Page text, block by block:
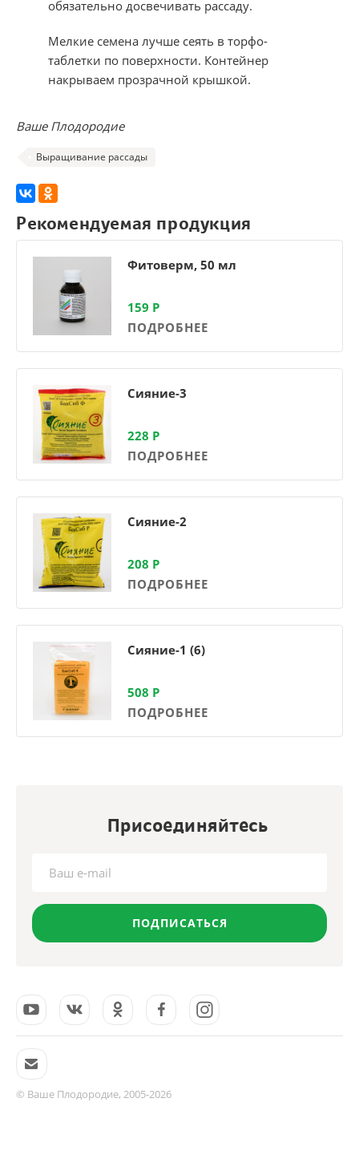
обязательно досвечивать рассаду.
Мелкие семена лучше сеять в торфо-
таблетки по поверхности. Контейнер
накрываем прозрачной крышкой.
Ваше Плодородие
Выращивание рассады
Рекомендуемая продукция
Фитоверм, 50 мл
159 Р
ПОДРОБНЕЕ
Сияние-3
228 Р
ПОДРОБНЕЕ
Сияние-2
208 Р
ПОДРОБНЕЕ
Сияние-1 (6)
508 Р
ПОДРОБНЕЕ
Присоединяйтесь
ПОДПИСАТЬСЯ
© Ваше Плодородие, 2005-2026